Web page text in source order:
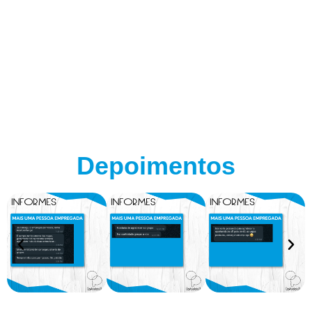
Depoimentos